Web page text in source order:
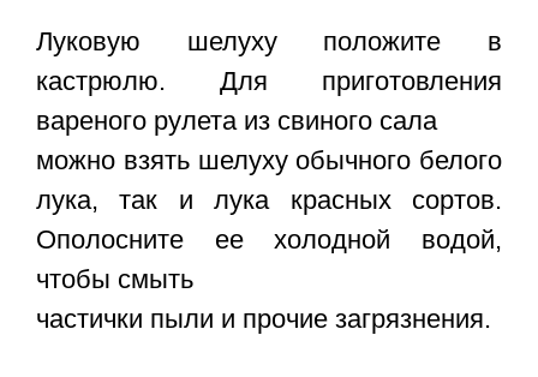
Луковую шелуху положите в
кастрюлю. Для приготовления
вареного рулета из свиного сала
можно взять шелуху обычного белого
лука, так и лука красных сортов.
Ополосните ее холодной водой,
чтобы смыть
частички пыли и прочие загрязнения.